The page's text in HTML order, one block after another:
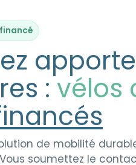
financé
:vélos
de mobilité
soumettez le